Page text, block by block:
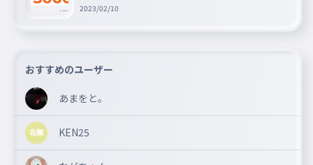
ゼントキャンペーン!!
2023/02/10
おすすめのユーザー
あまをと。
KEN25